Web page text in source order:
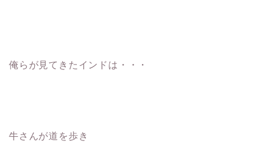
俺らが見てきたインドは・・・
牛さんが道を歩き